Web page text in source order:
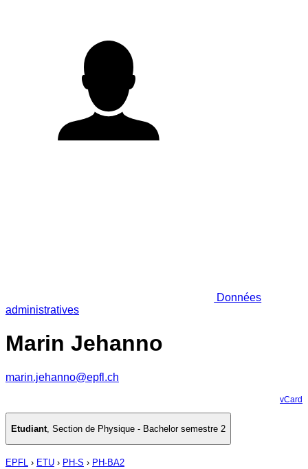
Données
administratives
Marin Jehanno
marin.jehanno@epfl.ch
vCard
Etudiant, Section de Physique - Bachelor semestre 2
EPFL › ETU › PH-S › PH-BA2